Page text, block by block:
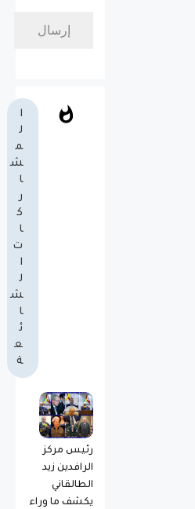
ا
ل
م
ش
ا
ر
ك
ا
ت
ا
ل
ش
ا
ئ
ع
ة
رئيس مركز
الرافدين زيد
الطالقاني
يكشف ما وراء